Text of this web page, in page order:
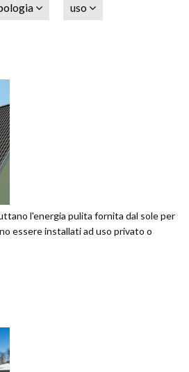
uso
l'energia pulita fornita dal sole per
essere installati ad uso privato o